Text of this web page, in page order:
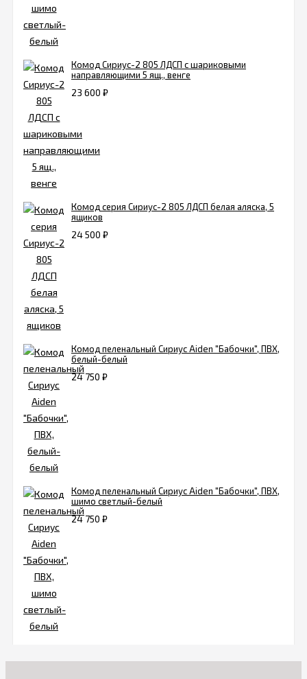
Комод Сириус-2 805 ЛДСП с шариковыми
направляющими 5 ящ., венге
23 600 ₽
Комод серия Сириус-2 805 ЛДСП белая аляска, 5
ящиков
24 500 ₽
Комод пеленальный Сириус Aiden "Бабочки", ПВХ,
белый-белый
24 750 ₽
Комод пеленальный Сириус Aiden "Бабочки", ПВХ,
шимо светлый-белый
24 750 ₽